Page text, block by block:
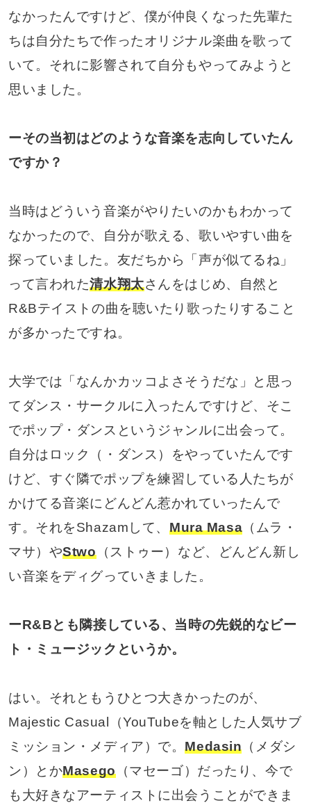
なかったんですけど、僕が仲良くなった先輩た
ちは自分たちで作ったオリジナル楽曲を歌って
いて。それに影響されて自分もやってみようと
思いました。
ーその当初はどのような音楽を志向していたん
ですか？
当時はどういう音楽がやりたいのかもわかって
なかったので、自分が歌える、歌いやすい曲を
探っていました。友だちから「声が似てるね」
って言われた清水翔太さんをはじめ、自然と
R&Bテイストの曲を聴いたり歌ったりすること
が多かったですね。
大学では「なんかカッコよさそうだな」と思っ
てダンス・サークルに入ったんですけど、そこ
でポップ・ダンスというジャンルに出会って。
自分はロック（・ダンス）をやっていたんです
けど、すぐ隣でポップを練習している人たちが
かけてる音楽にどんどん惹かれていったんで
す。それをShazamして、 Mura Masa （ムラ・
マサ）やStwo（ストゥー）など、どんどん新し
い音楽をディグっていきました。
ーR&Bとも隣接している、当時の先鋭的なビー
ト・ミュージックというか。
はい。それともうひとつ大きかったのが、
Majestic Casual（YouTubeを軸とした人気サブ
ミッション・メディア）で。Medasin （メダシ
ン）とかMasego（マセーゴ）だったり、今で
も大好きなアーティストに出会うことができま